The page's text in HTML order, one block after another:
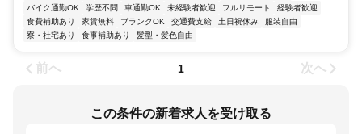
バイク通勤OK
学歴不問 車通勤OK 未経験者歓迎 フルリモート
経験者歓迎
食費補助あり
家賃無料 ブランクOK 交通費支給 土日祝休み
服装自由
寮・社宅あり
食事補助あり 髪型・髪色自由
前へ 1 次へ
この条件の新着求人を受け取る